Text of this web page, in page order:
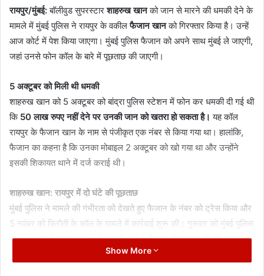
रायपुर/मुंबई:बॉलीवुड सुपरस्टारशाहरुख खानको जान से मारने की धमकी देने के
मामले में मुंबई पुलिस ने रायपुर के वकीलफैजान खानको गिरफ्तार किया है। उन्हें
आज कोर्ट में पेश किया जाएगा। मुंबई पुलिस फैजान को अपने साथ मुंबई ले जाएगी,
जहां उनसे फोन कॉल के बारे में पूछताछ की जाएगी।
5 अक्टूबर को मिली थी धमकी
शाहरुख खान को 5 अक्टूबर को बांद्रा पुलिस स्टेशन में फोन कर धमकी दी गई थी
कि 50 लाख रुपए नहीं देने पर उनकी जान को खतरा हो सकता है। यह कॉल
रायपुर के फैजान खान के नाम से पंजीकृत एक नंबर से किया गया था। हालांकि,
फैजान का कहना है कि उनका मोबाइल 2 अक्टूबर को खो गया था और उन्होंने
इसकी शिकायत थाने में दर्ज कराई थी।
शाहरुख खान: रायपुर में दो घंटे की पूछताछ
मुंबई पुलिस ने मामले की गंभीरता को देखते हुए फैजान के नंबर को ट्रेस किया और
5 नवंबर को फिरौती के कॉल के मामले में कार्रवाई शुरू की। गुरुवार को मुंबई पुलिस
के दो अधिकारी रायपुर पहुंचे और पंडरी थाने मेंफैजान से लगभग दो घंटे तक
रायपुर पुलिस ने पुष्टि की है कि फैजान को 14 नवंबर को मुंबई बुलाया
Show More